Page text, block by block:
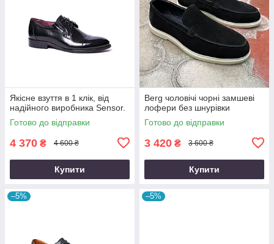
Якісне взуття в 1 клік, від
надійного виробника Sensor.
Готово до відправки
4 370 ₴ 4 600 ₴
Купити
Berg чоловічі чорні замшеві
лофери без шнурівки
Готово до відправки
3 420 ₴ 3 600 ₴
Купити
–5% –5%